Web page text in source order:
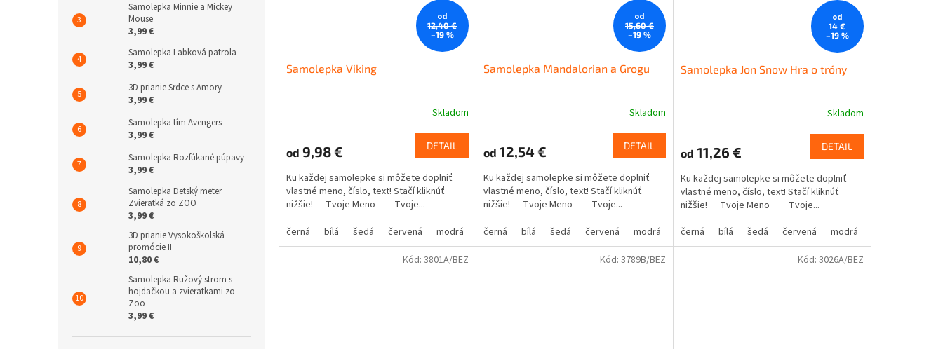
Samolepka Minnie a Mickey
Mouse
3,99 €
Samolepka Labková patrola
3,99 €
3D prianie Srdce s Amory
3,99 €
Samolepka tím Avengers
3,99 €
Samolepka Rozfúkané púpavy
3,99 €
Samolepka Detský meter
Zvieratká zo ZOO
3,99 €
3D prianie Vysokoškolská
promócie II
10,80 €
Samolepka Ružový strom s
hojdačkou a zvieratkami zo
Zoo
3,99 €
od
12,40 €
–19 %
Samolepka Viking
Skladom
od 9,98 € DETAIL
Ku každej samolepke si môžete doplniť
vlastné meno, číslo, text! Stačí kliknúť
nižšie! Tvoje Meno Tvoje...
černá
bílá šedá červená modrá žlutá zelená růžová fialová oranžová hnědá béžová
od
15,60 €
–19 %
Samolepka Mandalorian a Grogu
Skladom
od 12,54 € DETAIL
Ku každej samolepke si môžete doplniť
vlastné meno, číslo, text! Stačí kliknúť
nižšie! Tvoje Meno Tvoje...
černá
bílá šedá červená modrá žlutá zelená růžová fialová oranžová
od
14 €
–19 %
Samolepka Jon Snow Hra o tróny
Skladom
od 11,26 € DETAIL
Ku každej samolepke si môžete doplniť
vlastné meno, číslo, text! Stačí kliknúť
nižšie! Tvoje Meno Tvoje...
černá
bílá šedá červená modrá
Kód: 3801A/BEZ Kód: 3789B/BEZ Kód: 3026A/BEZ